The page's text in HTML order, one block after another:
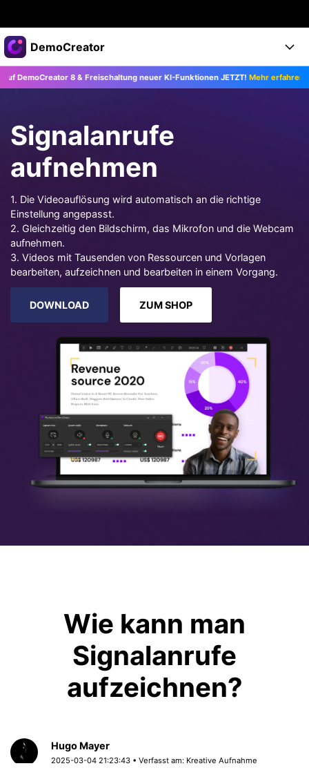
Top-Produkte
KI-gestützte digitale Kreativität
Dienstprogramme
Business
Lösungen
Presseraum
Support
DemoCreator
Produkte
Funktionen
Alle Funktionen >
KI-Funktionen
KI Tipps
Alle KI Funktionen >
Lösungen
DemoCreator für
Blog
Mehr Lösungen finden >
Los geht's
Support
Business
Upgrade auf DemoCreator 8
8 & Freischaltung neuer KI-Funktionen JETZT!Mehr erfahren >>
Signalanrufe
aufnehmen
1. Die Videoauflösung wird automatisch an die richtige
Einstellung angepasst.
2. Gleichzeitig den Bildschirm, das Mikrofon und die Webcam
aufnehmen.
3. Videos mit Tausenden von Ressourcen und Vorlagen
bearbeiten, aufzeichnen und bearbeiten in einem Vorgang.
DOWNLOAD ZUM SHOP
Wie kann man
Signalanrufe
aufzeichnen?
Hugo Mayer
2025-03-04 21:23:43 • Verfasst am: Kreative Aufnahme